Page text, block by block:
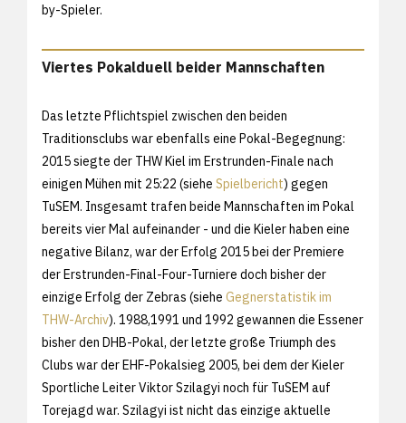
by-Spieler.
Viertes Pokalduell beider Mannschaften
Das letzte Pflichtspiel zwischen den beiden
Traditionsclubs war ebenfalls eine Pokal-Begegnung:
2015 siegte der THW Kiel im Erstrunden-Finale nach
einigen Mühen mit 25:22 (siehe Spielbericht) gegen
TuSEM. Insgesamt trafen beide Mannschaften im Pokal
bereits vier Mal aufeinander - und die Kieler haben eine
negative Bilanz, war der Erfolg 2015 bei der Premiere
der Erstrunden-Final-Four-Turniere doch bisher der
einzige Erfolg der Zebras (siehe Gegnerstatistik im
THW-Archiv). 1988,1991 und 1992 gewannen die Essener
bisher den DHB-Pokal, der letzte große Triumph des
Clubs war der EHF-Pokalsieg 2005, bei dem der Kieler
Sportliche Leiter Viktor Szilagyi noch für TuSEM auf
Torejagd war. Szilagyi ist nicht das einzige aktuelle